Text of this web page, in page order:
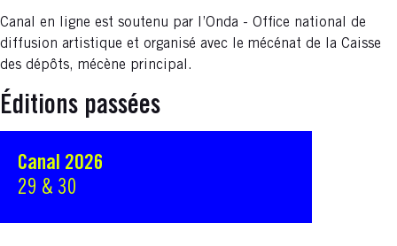
Canal en ligne est soutenu par l’Onda - Office national de
diffusion artistique et organisé avec le mécénat de la Caisse
des dépôts, mécène principal.
Éditions passées
Canal 2026
29 & 30